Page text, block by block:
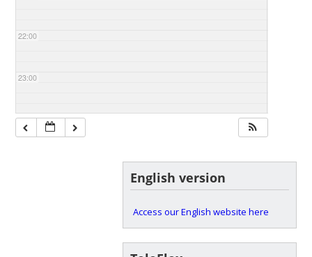
22:00
23:00
English version
Access our English website here